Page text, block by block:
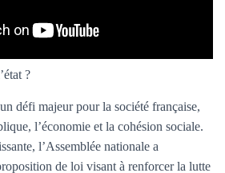
?
défi majeur pour la société française,
l’économie et la cohésion sociale.
l’Assemblée nationale a
de loi visant à renforcer la lutte